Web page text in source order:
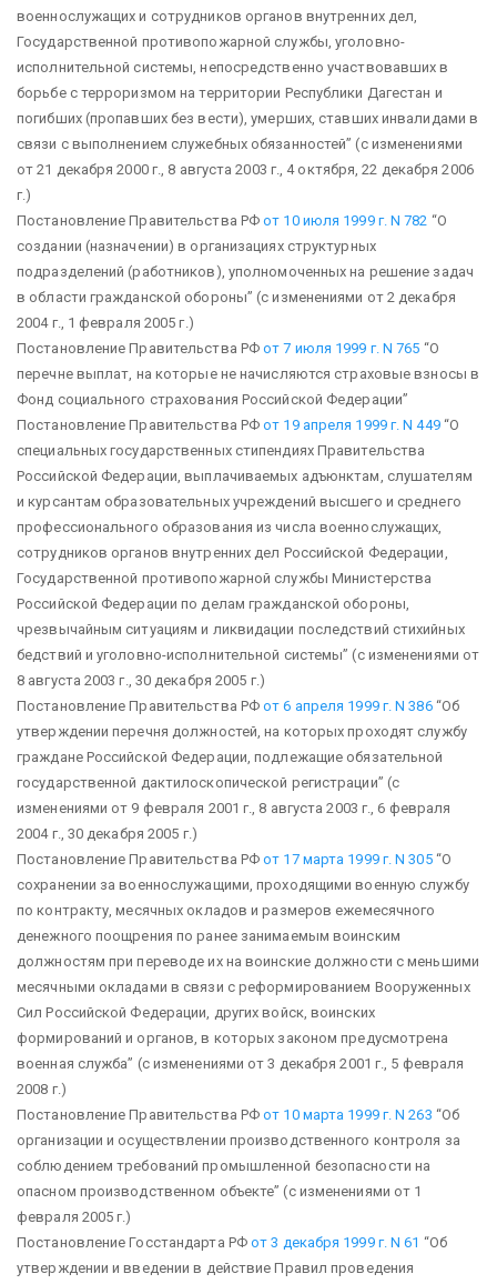
военнослужащих и сотрудников органов внутренних дел,
Государственной противопожарной службы, уголовно-
исполнительной системы, непосредственно участвовавших в
борьбе с терроризмом на территории Республики Дагестан и
погибших (пропавших без вести), умерших, ставших инвалидами в
связи с выполнением служебных обязанностей” (с изменениями
от 21 декабря 2000 г., 8 августа 2003 г., 4 октября, 22 декабря 2006
г.)
Постановление Правительства РФот 10 июля 1999 г. N 782 “О
создании (назначении) в организациях структурных
подразделений (работников), уполномоченных на решение задач
в области гражданской обороны” (с изменениями от 2 декабря
2004 г., 1 февраля 2005 г.)
Постановление Правительства РФот 7 июля 1999 г. N 765 “О
перечне выплат, на которые не начисляются страховые взносы в
Фонд социального страхования Российской Федерации”
Постановление Правительства РФот 19 апреля 1999 г. N 449“О
специальных государственных стипендиях Правительства
Российской Федерации, выплачиваемых адъюнктам, слушателям
и курсантам образовательных учреждений высшего и среднего
профессионального образования из числа военнослужащих,
сотрудников органов внутренних дел Российской Федерации,
Государственной противопожарной службы Министерства
Российской Федерации по делам гражданской обороны,
чрезвычайным ситуациям и ликвидации последствий стихийных
бедствий и уголовно-исполнительной системы” (с изменениями от
8 августа 2003 г., 30 декабря 2005 г.)
Постановление Правительства РФот 6 апреля 1999 г. N 386“Об
утверждении перечня должностей, на которых проходят службу
граждане Российской Федерации, подлежащие обязательной
государственной дактилоскопической регистрации” (с
изменениями от 9 февраля 2001 г., 8 августа 2003 г., 6 февраля
2004 г., 30 декабря 2005 г.)
Постановление Правительства РФот 17 марта 1999 г. N 305“О
сохранении за военнослужащими, проходящими военную службу
по контракту, месячных окладов и размеров ежемесячного
денежного поощрения по ранее занимаемым воинским
должностям при переводе их на воинские должности с меньшими
месячными окладами в связи с реформированием Вооруженных
Сил Российской Федерации, других войск, воинских
формирований и органов, в которых законом предусмотрена
военная служба” (с изменениями от 3 декабря 2001 г., 5 февраля
2008 г.)
Постановление Правительства РФот 10 марта 1999 г. N 263 “Об
организации и осуществлении производственного контроля за
соблюдением требований промышленной безопасности на
опасном производственном объекте” (с изменениями от 1
февраля 2005 г.)
Постановление Госстандарта РФ от 3 декабря 1999 г. N 61 “Об
утверждении и введении в действие Правил проведения